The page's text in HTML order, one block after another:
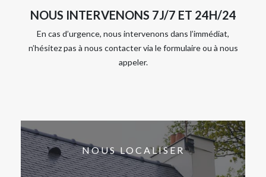
NOUS INTERVENONS 7J/7 ET 24H/24
En cas d’urgence, nous intervenons dans l’immédiat,
n’hésitez pas à nous contacter via le formulaire ou à nous
appeler.
NOUS LOCALISER